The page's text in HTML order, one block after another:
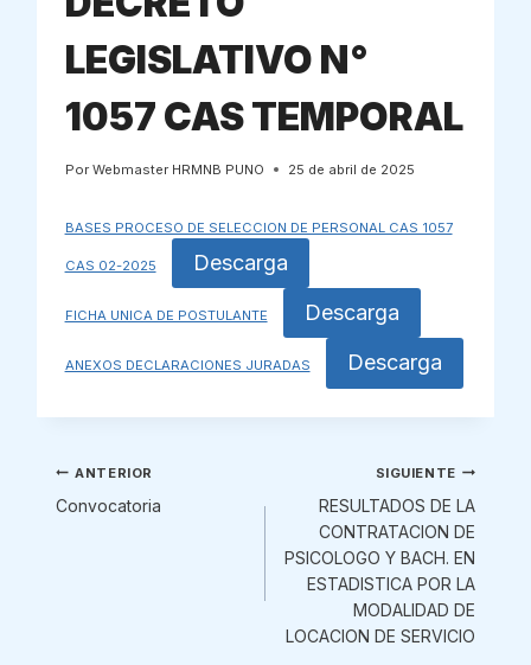
LEGISLATIVO N°
1057 CAS TEMPORAL
Por Webmaster HRMNB PUNO 25 de abril de 2025
BASES PROCESO DE SELECCION DE PERSONAL CAS 1057
CAS 02-2025 Descarga
FICHA UNICA DE POSTULANTE Descarga
ANEXOS DECLARACIONES JURADAS Descarga
Navegación
ANTERIOR
Convocatoria
SIGUIENTE
RESULTADOS DE LA
CONTRATACION DE
PSICOLOGO Y BACH. EN
ESTADISTICA POR LA
MODALIDAD DE
LOCACION DE SERVICIO